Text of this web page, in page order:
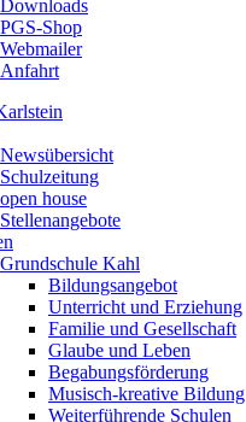
Downloads
PGS-Shop
Webmailer
Anfahrt
Newsübersicht
Schulzeitung
open house
Stellenangebote
Grundschule Kahl
Bildungsangebot
Unterricht und Erziehung
Familie und Gesellschaft
Glaube und Leben
Begabungsförderung
Musisch-kreative Bildung
Weiterführende Schulen